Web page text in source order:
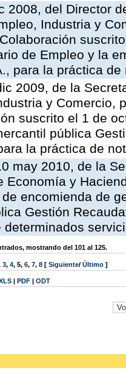
2008, del Director
Industria y
de Empleo y la
para la práctica
2009, de la
y Comercio,
suscrito el 1 de
pública
la práctica de
may 2010, de la
Economía y
encomienda de
Gestión
determinados
mostrando del 101 al 125.
3, 4, 5, 6, 7, 8 [ Siguiente/ Último ]
| PDF | ODT